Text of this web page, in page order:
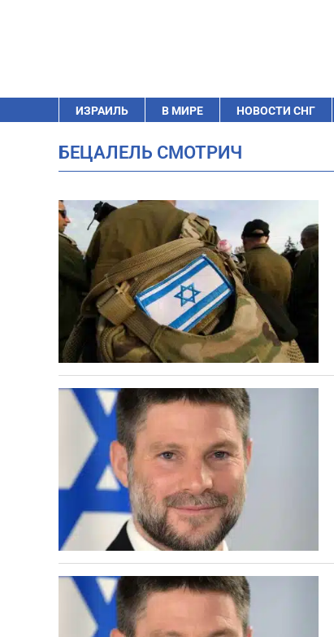
ИЗРАИЛЬ В МИРЕ НОВОСТИ СНГ
БЕЦАЛЕЛЬ СМОТРИЧ